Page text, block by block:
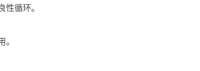
循环。